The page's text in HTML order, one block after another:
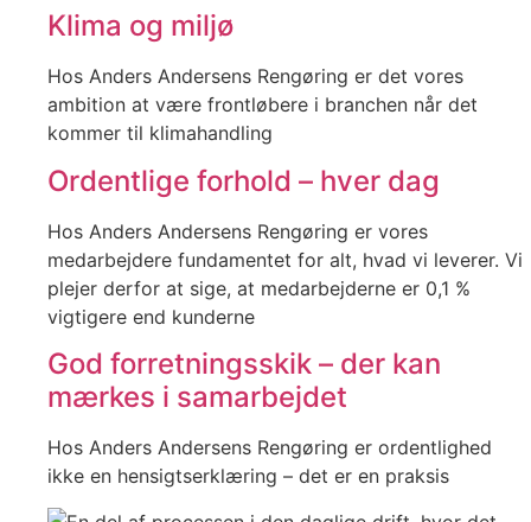
Klima og miljø
Hos Anders Andersens Rengøring er det vores
ambition at være frontløbere i branchen når det
kommer til klimahandling
Ordentlige forhold – hver dag
Hos Anders Andersens Rengøring er vores
medarbejdere fundamentet for alt, hvad vi leverer. Vi
plejer derfor at sige, at medarbejderne er 0,1 %
vigtigere end kunderne
God forretningsskik – der kan
mærkes i samarbejdet
Hos Anders Andersens Rengøring er ordentlighed
ikke en hensigtserklæring – det er en praksis